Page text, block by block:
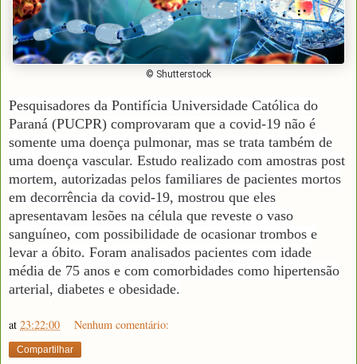
© Shutterstock
Pesquisadores da Pontifícia Universidade Católica do
Paraná (PUCPR) comprovaram que a covid-19 não é
somente uma doença pulmonar, mas se trata também de
uma doença vascular. Estudo realizado com amostras post
mortem, autorizadas pelos familiares de pacientes mortos
em decorrência da covid-19, mostrou que eles
apresentavam lesões na célula que reveste o vaso
sanguíneo, com possibilidade de ocasionar trombos e
levar a óbito. Foram analisados pacientes com idade
média de 75 anos e com comorbidades como hipertensão
arterial, diabetes e obesidade.
at 23:22:00 Nenhum comentário:
Compartilhar